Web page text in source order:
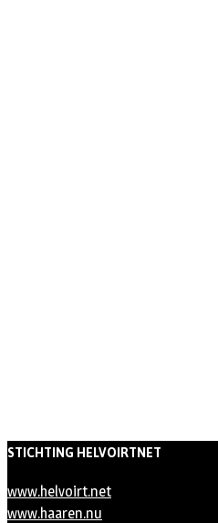
STICHTING HELVOIRTNET
www.helvoirt.net
www.haaren.nu